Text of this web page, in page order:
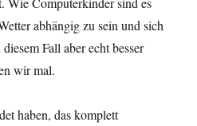
abhängig zu sein und sich
Fall aber echt besser
wir mal.
haben, das komplett